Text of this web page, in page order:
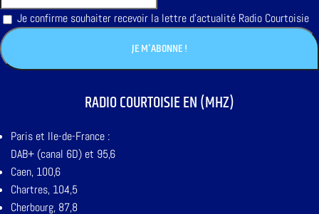
Je confirme souhaiter recevoir la lettre d'actualité Radio Courtoisie
RADIO COURTOISIE EN (MHZ)
Paris et Ile-de-France :
DAB+ (canal 6D) et 95,6
Caen, 100,6
Chartres, 104,5
Cherbourg, 87,8